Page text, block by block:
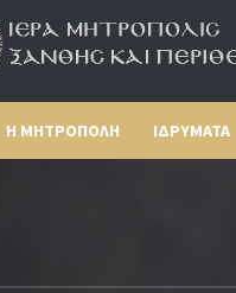
Η ΜΗΤΡΟΠΟΛΗ ΙΔΡΥΜΑΤΑ